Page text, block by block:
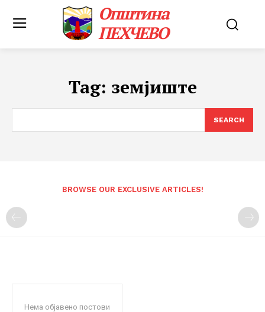
Општина
ПЕХЧЕВО
Tag: земјиште
SEARCH
BROWSE OUR EXCLUSIVE ARTICLES!
Нема објавено постови